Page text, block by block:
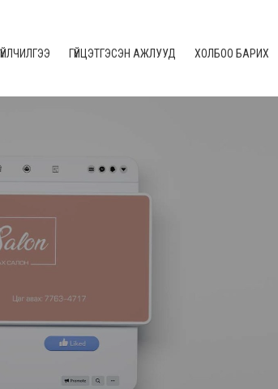
ҮЙЛЧИЛГЭЭ ГҮЙЦЭТГЭСЭН АЖЛУУД ХОЛБОО БАРИХ